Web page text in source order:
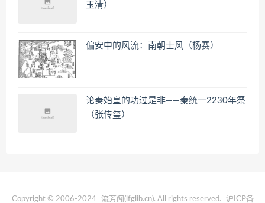
玉清）
偏安中的风流：南朝士风（杨赛）
论秦始皇的功过是非——秦统一2230年祭
（张传玺）
Copyright © 2006-2024 流芳阁(lfglib.cn). All rights reserved. 沪ICP备